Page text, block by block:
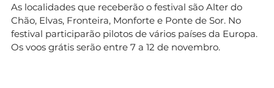
As localidades que receberão o festival são Alter do
Chão, Elvas, Fronteira, Monforte e Ponte de Sor. No
festival participarão pilotos de vários países da Europa.
Os voos grátis serão entre 7 a 12 de novembro.